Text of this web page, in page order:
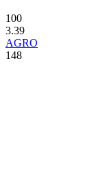
100
3.39
AGRO
148